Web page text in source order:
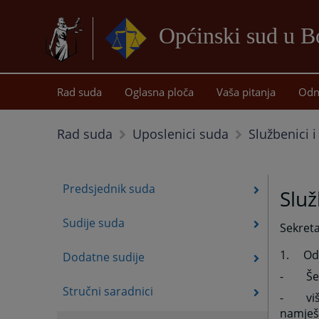
Općinski sud u
Rad suda Oglasna ploča Vaša pitanja
Rad suda Uposlenici suda Službenici
Predsjednik suda
Sudije suda
Dodatne sudije
Stručni saradnici
1.
-
-